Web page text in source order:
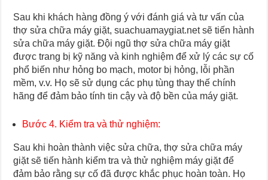
Sau khi khách hàng đồng ý với đánh giá và tư vấn của
thợ sửa chữa máy giặt, suachuamaygiat.net sẽ tiến hành
sửa chữa máy giặt. Đội ngũ thợ sửa chữa máy giặt
được trang bị kỹ năng và kinh nghiệm để xử lý các sự cố
phổ biến như hỏng bo mạch, motor bị hỏng, lỗi phần
mềm, v.v. Họ sẽ sử dụng các phụ tùng thay thế chính
hãng để đảm bảo tính tin cậy và độ bền của máy giặt.
Bước 4. Kiểm tra và thử nghiệm:
Sau khi hoàn thành việc sửa chữa, thợ sửa chữa máy
giặt sẽ tiến hành kiểm tra và thử nghiệm máy giặt để
đảm bảo rằng sự cố đã được khắc phục hoàn toàn. Họ